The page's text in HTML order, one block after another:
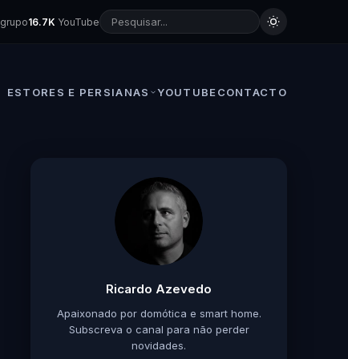
grupo16.7K YouTube
ESTORES E PERSIANAS YOUTUBE CONTACTO
Ricardo Azevedo
Apaixonado por domótica e smart home.
Subscreva o canal para não perder
novidades.